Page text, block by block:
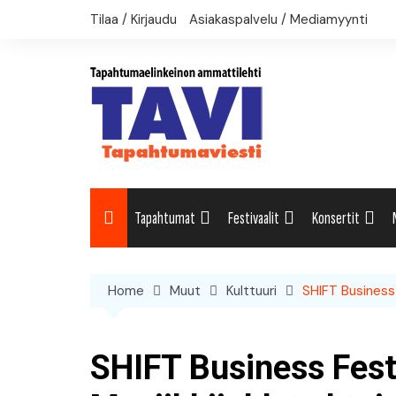
Tilaa / Kirjaudu Asiakaspalvelu / Mediamyynti
Tapahtumat
Uutiset: Matkailu
Festivaalit Konsertit
Home Muut Kulttuuri SHIFT
SHIFT Business